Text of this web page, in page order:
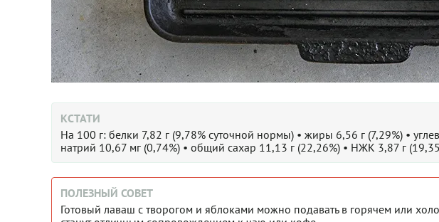
КСТАТИ
На 100 г: белки 7,82 г (9,78% суточной нормы) • жиры 6,56 г (7,29%) •
натрий 10,67 мг (0,74%) • общий сахар 11,13 г (22,26%) • НЖК 3,87 г
ПОЛЕЗНЫЙ СОВЕТ
Готовый лаваш с творогом и яблоками можно подавать в горячем или